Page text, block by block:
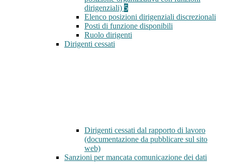
dirigenziali) 5
Elenco posizioni dirigenziali discrezionali
Posti di funzione disponibili
Ruolo dirigenti
Dirigenti cessati
Dirigenti cessati dal rapporto di lavoro
(documentazione da pubblicare sul sito
web)
Sanzioni per mancata comunicazione dei dati